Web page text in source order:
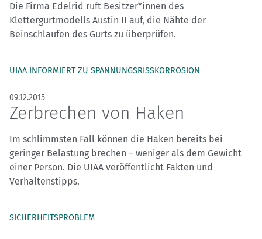
Die Firma Edelrid ruft Besitzer*innen des
Klettergurtmodells Austin II auf, die Nähte der
Beinschlaufen des Gurts zu überprüfen.
UIAA INFORMIERT ZU SPANNUNGSRISSKORROSION
09.12.2015
Zerbrechen von Haken
Im schlimmsten Fall können die Haken bereits bei
geringer Belastung brechen – weniger als dem Gewicht
einer Person. Die UIAA veröffentlicht Fakten und
Verhaltenstipps.
SICHERHEITSPROBLEM